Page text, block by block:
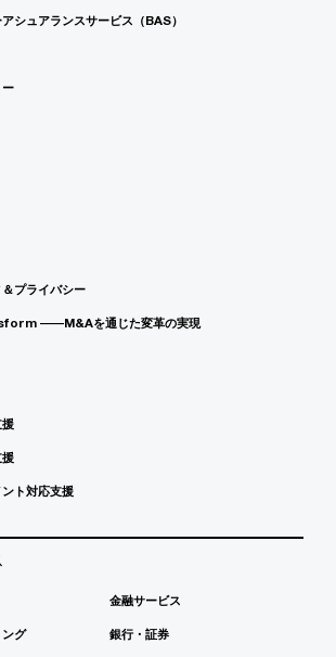
シュアランスサービス（BAS）
ー
プライバシー
――M&Aを通じた変革の実現
援
援
ト対応支援
グ
金融サービス
銀行・証券